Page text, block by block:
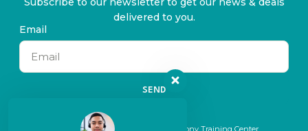
delivered to you.
Email
SEND
© 2024 All rights reserved. By Symphony Training Center